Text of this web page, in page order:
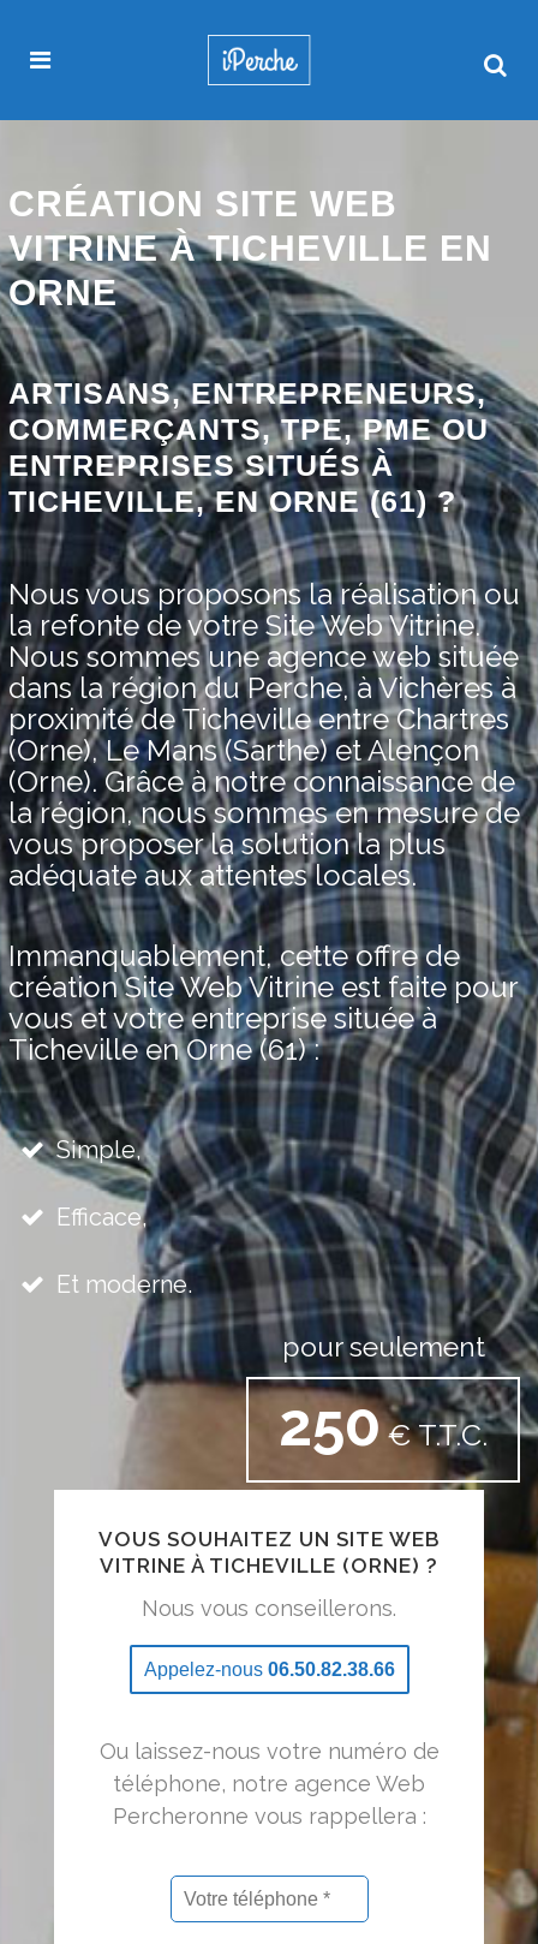
CRÉATION SITE WEB
VITRINE À TICHEVILLE EN
ORNE
ARTISANS, ENTREPRENEURS,
COMMERÇANTS, TPE, PME OU
ENTREPRISES SITUÉS À
TICHEVILLE, EN ORNE (61) ?
Nous vous proposons la réalisation ou
la refonte de votre Site Web Vitrine.
Nous sommes une agence web située
dans la région du Perche, à Vichères à
proximité de Ticheville entre Chartres
(Orne), Le Mans (Sarthe) et Alençon
(Orne). Grâce à notre connaissance de
la région, nous sommes en mesure de
vous proposer la solution la plus
adéquate aux attentes locales.
Immanquablement, cette offre de
création Site Web Vitrine est faite pour
vous et votre entreprise située à
Ticheville en Orne (61) :
Simple,
Efficace,
Et moderne.
pour seulement
250€ T.T.C.
VOUS SOUHAITEZ UN SITE WEB
VITRINE À TICHEVILLE (ORNE) ?
Nous vous conseillerons.
Appelez-nous 06.50.82.38.66
Ou laissez-nous votre numéro de
téléphone, notre agence Web
Percheronne vous rappellera :